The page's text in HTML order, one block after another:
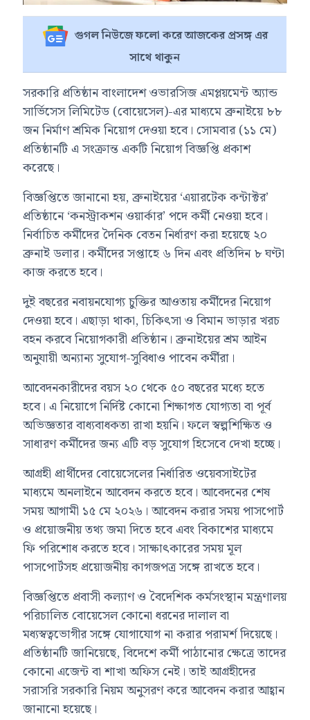
গুগল নিউজে ফলো করে আজকের প্রসঙ্গ এর
সাথে থাকুন
সরকারি প্রতিষ্ঠানবাংলাদেশ ওভারসিজ এমপ্লয়মেন্ট অ্যান্ড
সার্ভিসেস লিমিটেড (বোয়েসেল)-এর মাধ্যমে ব্রুনাইয়ে ৮৮
জন নির্মাণ শ্রমিক নিয়োগ দেওয়া হবে। সোমবার (১১ মে)
প্রতিষ্ঠানটি এ সংক্রান্ত একটি নিয়োগ বিজ্ঞপ্তি প্রকাশ
করেছে।
বিজ্ঞপ্তিতে জানানো হয়, ব্রুনাইয়ের ‘এয়ারটেক কন্টাক্টর’
প্রতিষ্ঠানে ‘কনস্ট্রাকশন ওয়ার্কার’ পদে কর্মী নেওয়া হবে।
নির্বাচিত কর্মীদের দৈনিক বেতন নির্ধারণ করা হয়েছে ২০
ব্রুনাই ডলার। কর্মীদের সপ্তাহে ৬ দিন এবং প্রতিদিন ৮ ঘণ্টা
কাজ করতে হবে।
দুই বছরের নবায়নযোগ্য চুক্তির আওতায় কর্মীদের নিয়োগ
দেওয়া হবে। এছাড়া থাকা, চিকিৎসা ও বিমান ভাড়ার খরচ
বহন করবে নিয়োগকারী প্রতিষ্ঠান। ব্রুনাইয়ের শ্রম আইন
অনুযায়ী অন্যান্য সুযোগ-সুবিধাও পাবেন কর্মীরা।
আবেদনকারীদের বয়স ২০ থেকে ৫০ বছরের মধ্যে হতে
হবে। এ নিয়োগে নির্দিষ্ট কোনো শিক্ষাগত যোগ্যতা বা পূর্ব
অভিজ্ঞতার বাধ্যবাধকতা রাখা হয়নি। ফলে স্বল্পশিক্ষিত ও
সাধারণ কর্মীদের জন্য এটি বড় সুযোগ হিসেবে দেখা হচ্ছে।
আগ্রহী প্রার্থীদের বোয়েসেলের নির্ধারিত ওয়েবসাইটের
মাধ্যমে অনলাইনে আবেদন করতে হবে। আবেদনের শেষ
সময় আগামী ১৫ মে ২০২৬। আবেদন করার সময় পাসপোর্ট
ও প্রয়োজনীয় তথ্য জমা দিতে হবে এবং বিকাশের মাধ্যমে
ফি পরিশোধ করতে হবে। সাক্ষাৎকারের সময় মূল
পাসপোর্টসহ প্রয়োজনীয় কাগজপত্র সঙ্গে রাখতে হবে।
বিজ্ঞপ্তিতে প্রবাসী কল্যাণ ও বৈদেশিক কর্মসংস্থান মন্ত্রণালয়
পরিচালিত বোয়েসেল কোনো ধরনের দালাল বা
মধ্যস্বত্বভোগীর সঙ্গে যোগাযোগ না করার পরামর্শ দিয়েছে।
প্রতিষ্ঠানটি জানিয়েছে, বিদেশে কর্মী পাঠানোর ক্ষেত্রে তাদের
কোনো এজেন্ট বা শাখা অফিস নেই। তাই আগ্রহীদের
সরাসরি সরকারি নিয়ম অনুসরণ করে আবেদন করার আহ্বান
জানানো হয়েছে।